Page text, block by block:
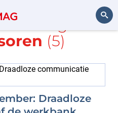
de tags
I2C
(5)
Draadloze